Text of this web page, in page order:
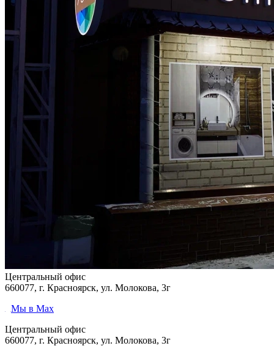
Центральный офис
660077, г. Красноярск, ул. Молокова, 3г
Мы в Max
Центральный офис
660077, г. Красноярск, ул. Молокова, 3г